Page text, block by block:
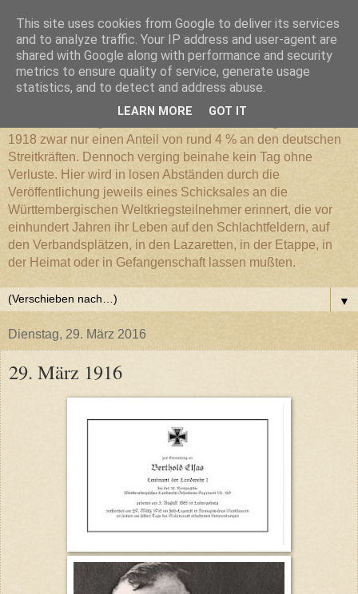
Württembergischer
Weltkriegs-Blog
1918 zwar nur einen Anteil von rund 4 % an den deutschen
Streitkräften. Dennoch verging beinahe kein Tag ohne
Verluste. Hier wird in losen Abständen durch die
Veröffentlichung jeweils eines Schicksales an die
Württembergischen Weltkriegsteilnehmer erinnert, die vor
einhundert Jahren ihr Leben auf den Schlachtfeldern, auf
den Verbandsplätzen, in den Lazaretten, in der Etappe, in
der Heimat oder in Gefangenschaft lassen mußten.
▼
Dienstag, 29. März 2016
29. März 1916
This site uses cookies from Google to deliver its services
and to analyze traffic. Your IP address and user-agent are
shared with Google along with performance and security
metrics to ensure quality of service, generate usage
statistics, and to detect and address abuse.
LEARN MORE GOT IT